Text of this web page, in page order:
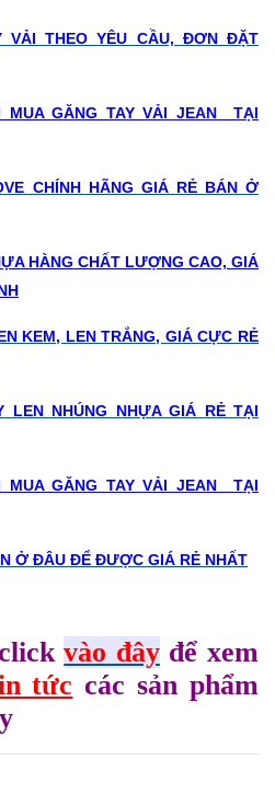
VẢI THEO YÊU CẦU, ĐƠN ĐẶT
GĂNG TAY VẢI JEAN TẠI
CHÍNH HÃNG GIÁ RẺ BÁN Ở
HÀNG CHẤT LƯỢNG CAO, GIÁ
KEM, LEN TRẮNG, GIÁ CỰC RẺ
LEN NHÚNG NHỰA GIÁ RẺ TẠI
GĂNG TAY VẢI JEAN TẠI
Ở ĐÂU ĐỂ ĐƯỢC GIÁ RẺ NHẤT
vào đâyđể xem
tức các sản phẩm